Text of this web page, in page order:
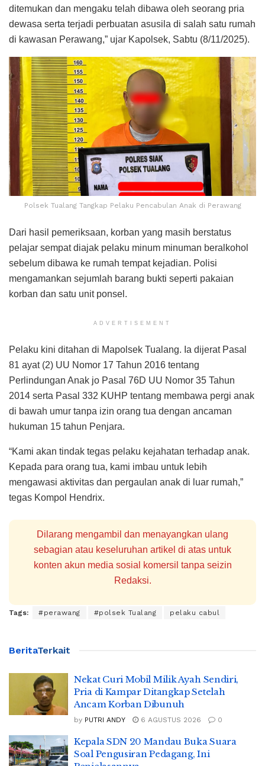
ditemukan dan mengaku telah dibawa oleh seorang pria
dewasa serta terjadi perbuatan asusila di salah satu rumah
di kawasan Perawang,” ujar Kapolsek, Sabtu (8/11/2025).
Polsek Tualang Tangkap Pelaku Pencabulan Anak di Perawang
Dari hasil pemeriksaan, korban yang masih berstatus
pelajar sempat diajak pelaku minum minuman beralkohol
sebelum dibawa ke rumah tempat kejadian. Polisi
mengamankan sejumlah barang bukti seperti pakaian
korban dan satu unit ponsel.
ADVERTISEMENT
Pelaku kini ditahan di Mapolsek Tualang. Ia dijerat Pasal
81 ayat (2) UU Nomor 17 Tahun 2016 tentang
Perlindungan Anak jo Pasal 76D UU Nomor 35 Tahun
2014 serta Pasal 332 KUHP tentang membawa pergi anak
di bawah umur tanpa izin orang tua dengan ancaman
hukuman 15 tahun Penjara.
“Kami akan tindak tegas pelaku kejahatan terhadap anak.
Kepada para orang tua, kami imbau untuk lebih
mengawasi aktivitas dan pergaulan anak di luar rumah,”
tegas Kompol Hendrix.
Dilarang mengambil dan menayangkan ulang
sebagian atau keseluruhan artikel di atas untuk
konten akun media sosial komersil tanpa seizin
Redaksi.
Tags: #perawang #polsek Tualang pelaku cabul
BeritaTerkait
Nekat Curi Mobil Milik Ayah Sendiri,
Pria di Kampar Ditangkap Setelah
Ancam Korban Dibunuh
by PUTRI ANDY 6 AGUSTUS 2026 0
Kepala SDN 20 Mandau Buka Suara
Soal Pengusiran Pedagang, Ini